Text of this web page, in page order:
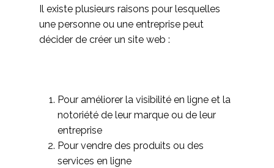
Il existe plusieurs raisons pour lesquelles
une personne ou une entreprise peut
décider de créer un site web :
Pour améliorer la visibilité en ligne et la
notoriété de leur marque ou de leur
entreprise
Pour vendre des produits ou des
services en ligne